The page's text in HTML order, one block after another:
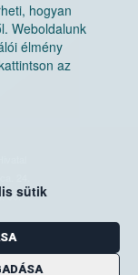
hogyan
Weboldalunk
élmény
az
sütik
30.